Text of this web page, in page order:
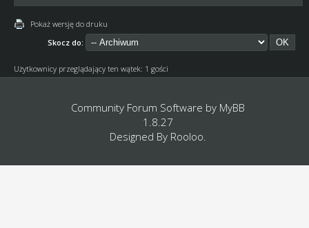
Pokaż wersję do druku
Skocz do:
Użytkownicy przeglądający ten wątek: 1 gości
Community Forum Software by MyBB
1.8.27
Designed By Rooloo